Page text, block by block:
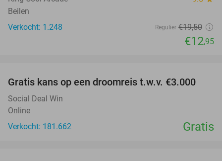
Beilen
Verkocht: 1.248
Regulier €19,50
€12,95
Gratis kans op een droomreis t.w.v. €3.000
Social Deal Win
Online
Verkocht: 181.662
Gratis